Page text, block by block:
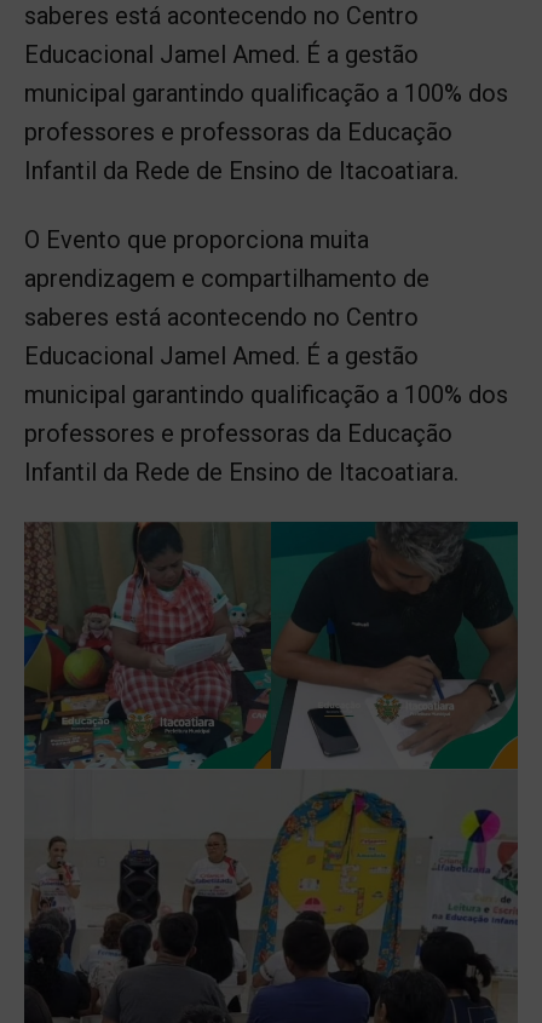
saberes está acontecendo no Centro
Educacional Jamel Amed. É a gestão
municipal garantindo qualificação a 100% dos
professores e professoras da Educação
Infantil da Rede de Ensino de Itacoatiara.
O Evento que proporciona muita
aprendizagem e compartilhamento de
saberes está acontecendo no Centro
Educacional Jamel Amed. É a gestão
municipal garantindo qualificação a 100% dos
professores e professoras da Educação
Infantil da Rede de Ensino de Itacoatiara.